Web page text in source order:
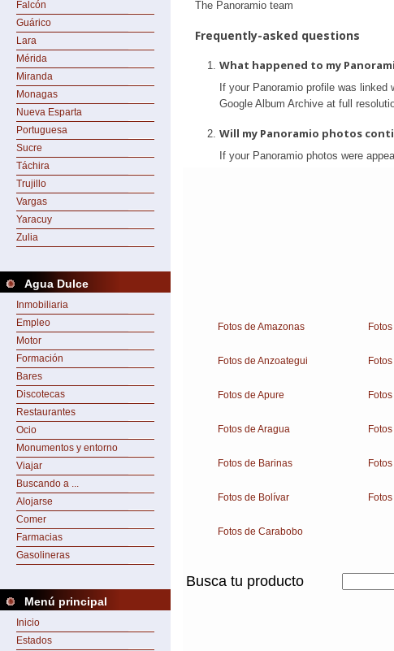
Falcón
Guárico
Lara
Mérida
Miranda
Monagas
Nueva Esparta
Portuguesa
Sucre
Táchira
Trujillo
Vargas
Yaracuy
Zulia
Agua Dulce
Inmobiliaria
Empleo
Motor
Formación
Bares
Discotecas
Restaurantes
Ocio
Monumentos y entorno
Viajar
Buscando a ...
Alojarse
Comer
Farmacias
Gasolineras
Menú principal
Inicio
Estados
Fotos de Amazonas
Fotos de Anzoategui
Fotos de Apure
Fotos de Aragua
Fotos de Barinas
Fotos de Bolívar
Fotos de Carabobo
Busca tu producto